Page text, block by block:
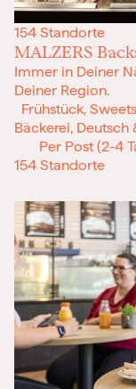
154 Standorte
MALZERS
​Immer in Deiner
Deiner Region.
Frühstück,
Bäckerei, Deutsch
Per Post (2-4
154 Standorte